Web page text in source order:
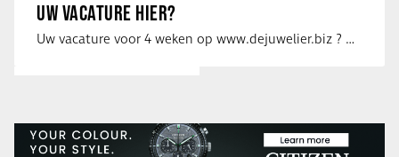
UW VACATURE HIER?
Uw vacature voor 4 weken op www.dejuwelier.biz ? Neem dan contact op met …